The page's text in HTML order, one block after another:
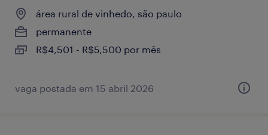
área rural de vinhedo, são paulo
permanente
R$4,501 - R$5,500 por mês
vaga postada em 15 abril 2026